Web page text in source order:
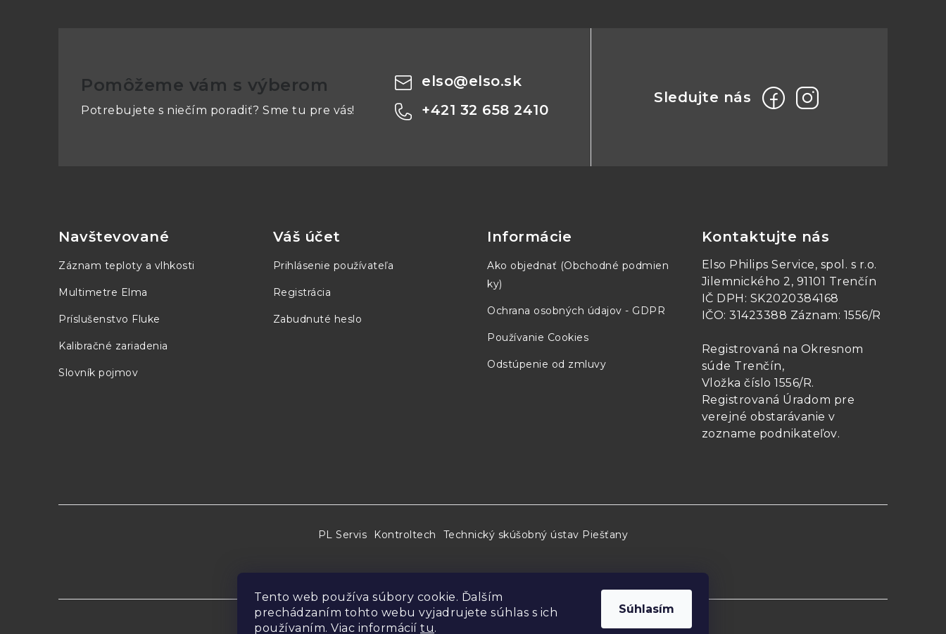
Tento web používa súbory cookie. Ďalším
prechádzaním tohto webu vyjadrujete súhlas s ich
používaním. Viac informácií tu.
Súhlasím
Pomôžeme vám s výberom
Potrebujete s niečím poradiť? Sme tu pre vás!
elso@elso.sk
+421 32 658 2410
Navštevované
Záznam teploty a vlhkosti
Multimetre Elma
Príslušenstvo Fluke
Kalibračné zariadenia
Slovník pojmov
Váš účet
Prihlásenie používateľa
Registrácia
Zabudnuté heslo
Informácie
Ako objednať (Obchodné podmien
ky)
Ochrana osobných údajov - GDPR
Používanie Cookies
Odstúpenie od zmluvy
Kontaktujte nás
Elso Philips Service, spol. s r.o.
Jilemnického 2, 91101 Trenčín
IČ DPH: SK2020384168
IČO: 31423388 Záznam: 1556/R
Registrovaná na Okresnom
súde Trenčín,
Vložka číslo 1556/R.
Registrovaná Úradom pre
verejné obstarávanie v
zozname podnikateľov.
PL Servis Kontroltech Technický skúšobný ústav Piešťany